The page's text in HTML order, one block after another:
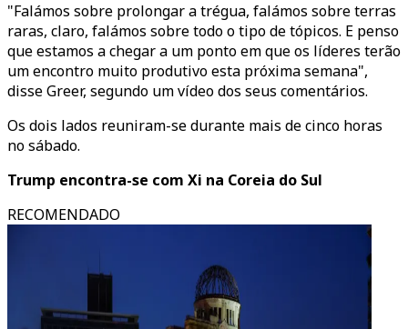
"Falámos sobre prolongar a trégua, falámos sobre terras
raras, claro, falámos sobre todo o tipo de tópicos. E penso
que estamos a chegar a um ponto em que os líderes terão
um encontro muito produtivo esta próxima semana",
disse Greer, segundo um vídeo dos seus comentários.
Os dois lados reuniram-se durante mais de cinco horas
no sábado.
Trump encontra-se com Xi na Coreia do Sul
RECOMENDADO